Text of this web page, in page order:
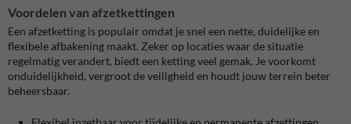
Voordelen van afzetkettingen
Een afzetketting is populair omdat je snel een nette, duidelijke en
flexibele afbakening maakt. Zeker op locaties waar de situatie
regelmatig verandert, biedt een ketting veel gemak. Je voorkomt
onduidelijkheid, vergroot de veiligheid en houdt jouw terrein beter
beheersbaar.